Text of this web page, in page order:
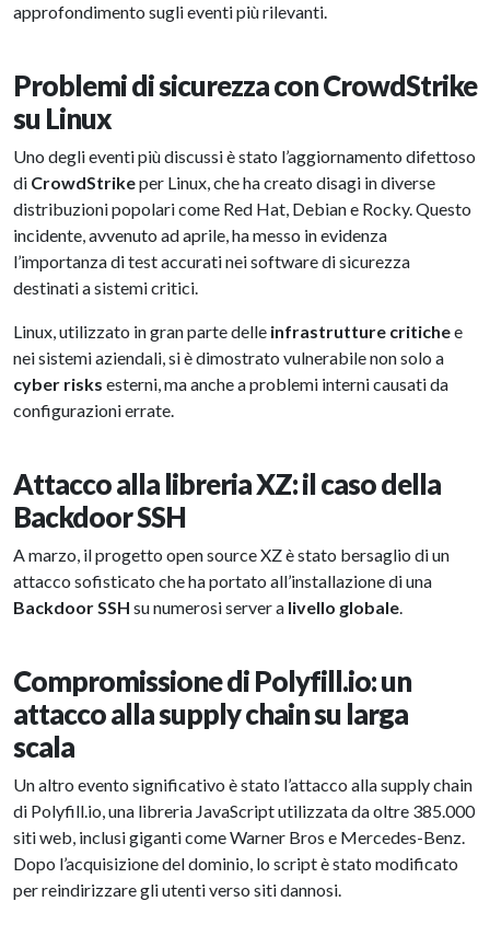
approfondimento sugli eventi più rilevanti.
Problemi di sicurezza con CrowdStrike
su Linux
Uno degli eventi più discussi è stato l’aggiornamento difettoso
di CrowdStrikeper Linux, che ha creato disagi in diverse
distribuzioni popolari come Red Hat, Debian e Rocky. Questo
incidente, avvenuto ad aprile, ha messo in evidenza
l’importanza di test accurati nei software di sicurezza
destinati a sistemi critici.
Linux, utilizzato in gran parte delle infrastrutture critichee
nei sistemi aziendali, si è dimostrato vulnerabile non solo a
cyber risks esterni, ma anche a problemi interni causati da
configurazioni errate.
Attacco alla libreria XZ: il caso della
Backdoor SSH
A marzo, il progetto open source XZ è stato bersaglio di un
attacco sofisticato che ha portato all’installazione di una
Backdoor SSH su numerosi server a livello globale.
Compromissione di Polyfill.io: un
attacco alla supply chain su larga
scala
Un altro evento significativo è stato l’attacco alla supply chain
di Polyfill.io, una libreria JavaScript utilizzata da oltre 385.000
siti web, inclusi giganti come Warner Bros e Mercedes-Benz.
Dopo l’acquisizione del dominio, lo script è stato modificato
per reindirizzare gli utenti verso siti dannosi.